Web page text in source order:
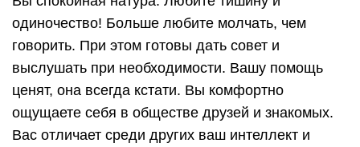
одиночество! Больше любите молчать, чем
говорить. При этом готовы дать совет и
выслушать при необходимости. Вашу помощь
ценят, она всегда кстати. Вы комфортно
ощущаете себя в обществе друзей и знакомых.
Вас отличает среди других ваш интеллект и